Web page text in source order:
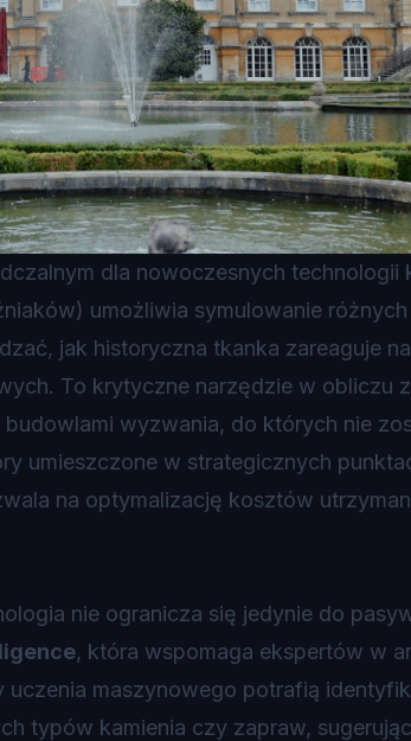
dla nowoczesnych technologii
umożliwia symulowanie
jak historyczna tkanka zareaguje
To krytyczne narzędzie w obliczu
wyzwania, do których nie
umieszczone w strategicznych
na optymalizację kosztów
nie ogranicza się jedynie do
, która wspomaga ekspertów w
uczenia maszynowego potrafią
typów kamienia czy zapraw,